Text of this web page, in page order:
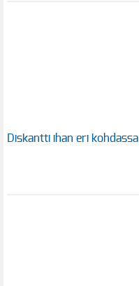
Diskantti ihan eri kohdassa